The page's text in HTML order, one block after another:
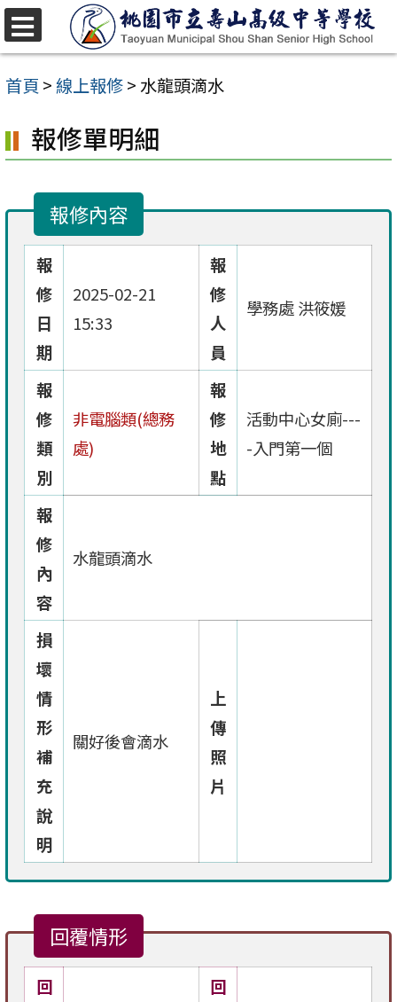
跳
至
主
內
容
首頁 >線上報修> 水龍頭滴水
報修單明細
報修內容
報
修
日
期
2025-02-21
15:33
報
修
人
員
學務處 洪筱媛
報
修
類
別
非電腦類(總務
處)
報
修
地
點
活動中心女廁---
-入門第一個
報
修
內
容
水龍頭滴水
損
壞
情
形
補
充
說
明
關好後會滴水
上
傳
照
片
回覆情形
回
回
選
單